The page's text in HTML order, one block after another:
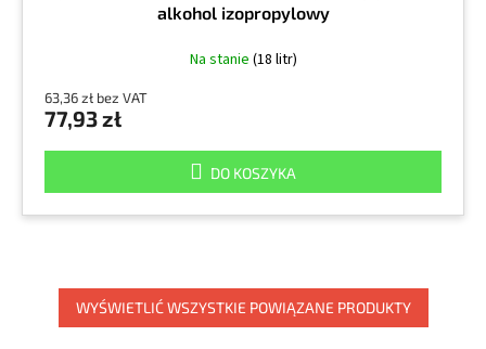
alkohol izopropylowy
Na stanie (18 litr)
63,36 zł bez VAT
77,93 zł
DO KOSZYKA
WYŚWIETLIĆ WSZYSTKIE POWIĄZANE PRODUKTY